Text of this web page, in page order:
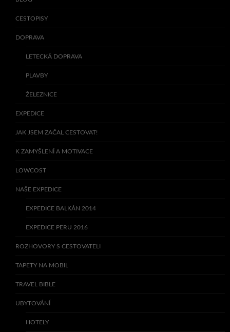
CESTOPISY
DOPRAVA
LETECKÁ DOPRAVA
PLAVBY
ŽELEZNICE
EXPEDICE
JAK JSEM ZAČAL CESTOVAT!
K ZAMYŠLENÍ A MOTIVACE
LOWCOST
NAŠE EXPEDICE
EXPEDICE BALKÁN 2014
EXPEDICE PERU 2016
ROZHOVORY S CESTOVATELI
TAPETY NA MOBIL
TRAVEL BIBLE
UBYTOVÁNÍ
HOTELY